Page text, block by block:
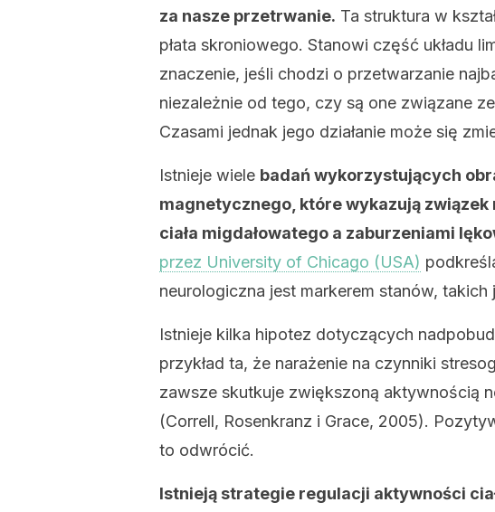
za nasze przetrwanie. Ta struktura w
płata skroniowego. Stanowi część układu
znaczenie, jeśli chodzi o przetwarzanie
niezależnie od tego, czy są one związane
Czasami jednak jego działanie może się
Istnieje wiele badań wykorzystujących
magnetycznego, które wykazują
ciała migdałowatego a zaburzeniami
przez University of Chicago (USA)
neurologiczna jest markerem stanów,
Istnieje kilka hipotez dotyczących
przykład ta, że narażenie na czynniki
zawsze skutkuje zwiększoną aktywnością
(Correll, Rosenkranz i Grace, 2005).
to odwrócić.
Istnieją strategie regulacji aktywności